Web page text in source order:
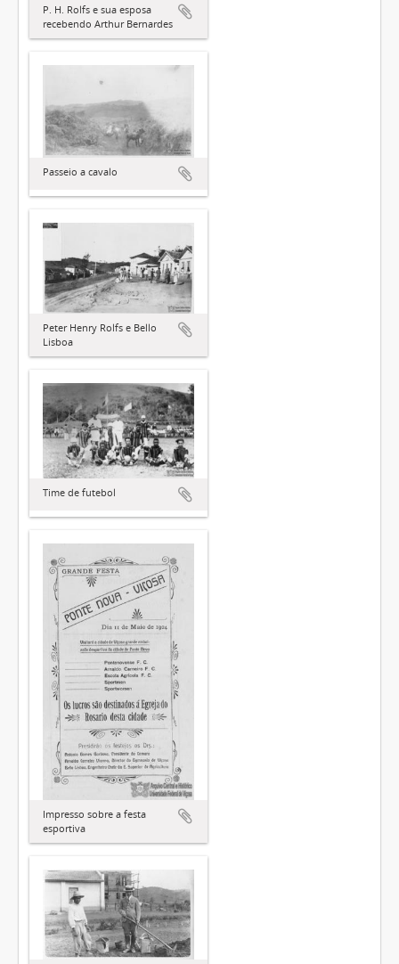
P. H. Rolfs e sua esposa
recebendo Arthur Bernardes
Passeio a cavalo
Peter Henry Rolfs e Bello
Lisboa
Time de futebol
Impresso sobre a festa
esportiva